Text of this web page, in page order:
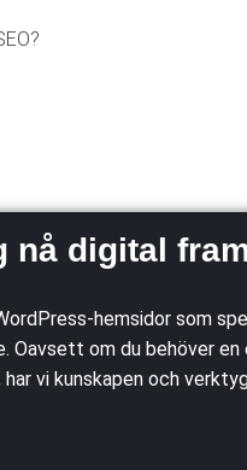
nå digital
hemsidor som
Oavsett om du behöver
vi kunskapen och